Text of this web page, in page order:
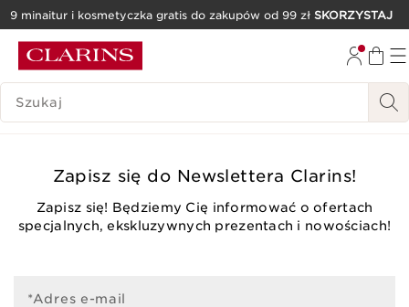
PRZEJDŹ DO TREŚCI
9 minaitur i kosmetyczka gratis do zakupów od 99 zł SKORZYSTAJ
HISTORIA WYSZUKIWANIA
Zapisz się do Newslettera Clarins!
Zapisz się! Będziemy Cię informować o ofertach
specjalnych, ekskluzywnych prezentach i nowościach!
*Adres e-mail